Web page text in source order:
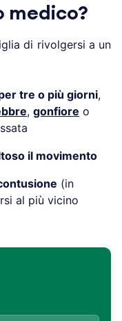
medico?
di rivolgersi a un
tre o più giorni,
, gonfiore o
il movimento
(in
al più vicino